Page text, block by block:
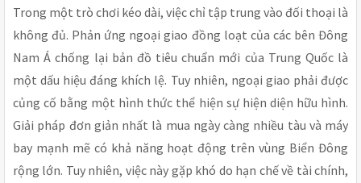
Trong một trò chơi kéo dài, việc chỉ tập trung vào đối thoại là
không đủ. Phản ứng ngoại giao đồng loạt của các bên Đông
Nam Á chống lại bản đồ tiêu chuẩn mới của Trung Quốc là
một dấu hiệu đáng khích lệ. Tuy nhiên, ngoại giao phải được
củng cố bằng một hình thức thể hiện sự hiện diện hữu hình.
Giải pháp đơn giản nhất là mua ngày càng nhiều tàu và máy
bay mạnh mẽ có khả năng hoạt động trên vùng Biển Đông
rộng lớn. Tuy nhiên, việc này gặp khó do hạn chế về tài chính,